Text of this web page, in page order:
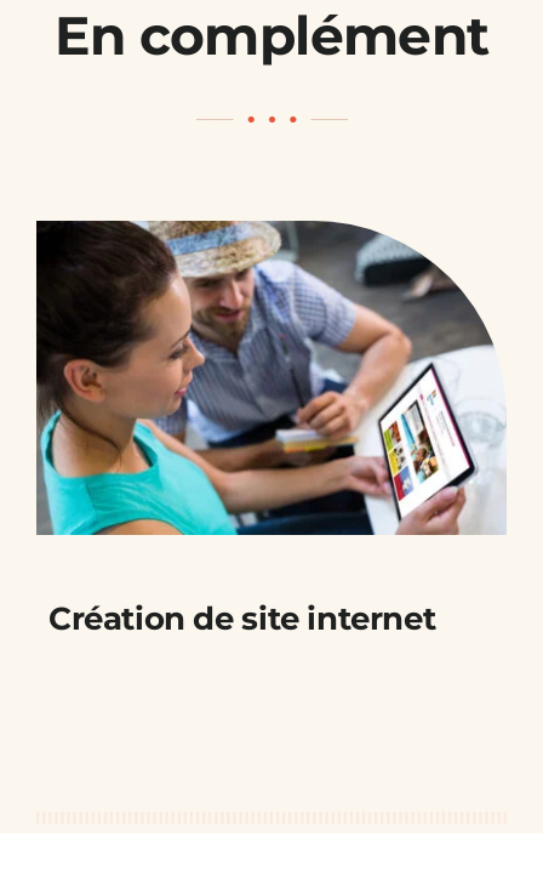
En complément
Création de site internet